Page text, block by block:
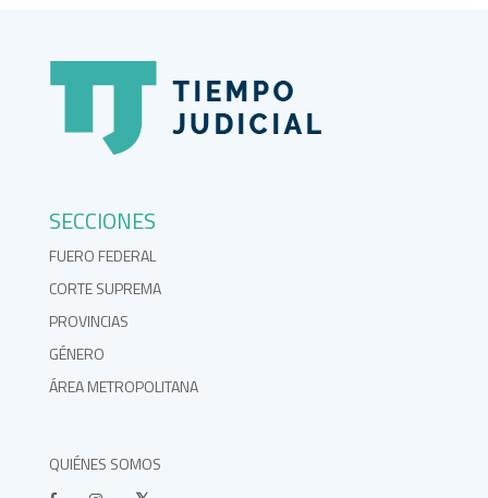
SECCIONES
FUERO FEDERAL
CORTE SUPREMA
PROVINCIAS
GÉNERO
ÁREA METROPOLITANA
QUIÉNES SOMOS